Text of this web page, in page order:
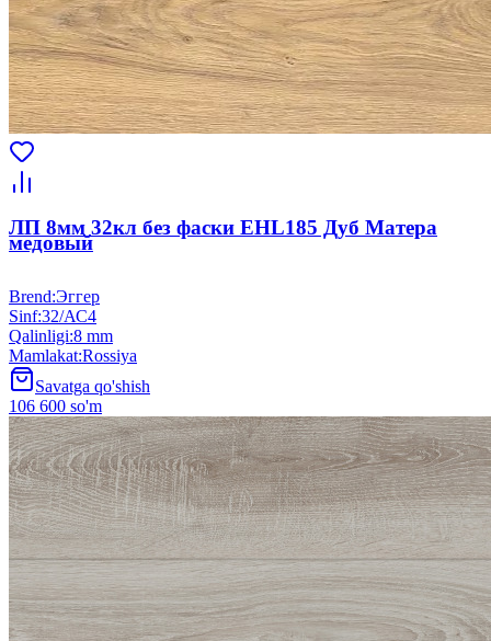
ЛП 8мм 32кл без фаски EHL185 Дуб Матера
медовый
Brend:Эггер
Sinf:32/АС4
Qalinligi:8 mm
Mamlakat:Rossiya
Savatga qo'shish
106 600 so'm